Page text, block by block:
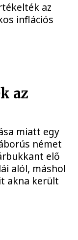
az
inflációs
az
miatt egy
német
elő
alól, máshol
akna került